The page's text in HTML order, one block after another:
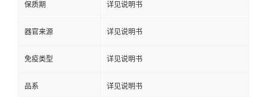
保质期 详见说明书
器官来源 详见说明书
免疫类型 详见说明书
品系 详见说明书